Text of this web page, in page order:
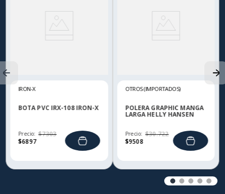
IRON-X
BOTA PVC IRX-108 IRON-X
Precio:
$6897
$7303
OTROS (IMPORTADOS)
POLERA GRAPHIC MANGA
LARGA HELLY HANSEN
Precio:
$9508
$30.722